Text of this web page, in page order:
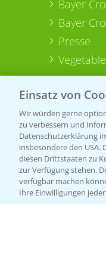
Bayer
Bayer
Presse
Einsatz von
Wir würden gerne
zu verbessern und
Datenschutzerklärung
insbesondere den
diesen Drittstaaten zu
zur Verfügung stehen.
verfügbar machen
Ihre Einwilligungen